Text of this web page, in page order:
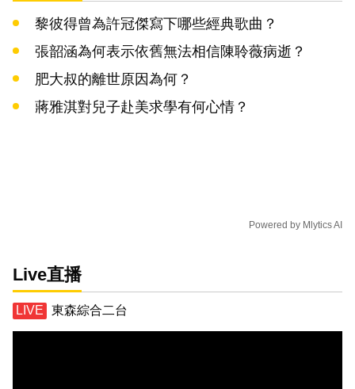
黎彼得曾為許冠傑寫下哪些經典歌曲？
張韶涵為何表示依舊無法相信陳聆薇病逝？
肥大叔的離世原因為何？
蔣雅淇對兒子赴美求學有何心情？
Powered by Mlytics AI
Live直播
東森綜合二台